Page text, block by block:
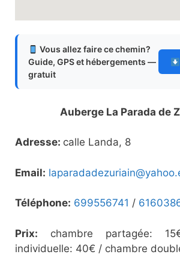
Vous allez faire ce chemin?
Guide, GPS et hébergements —
gratuit
Auberge La Parada de
Adresse: calle Landa, 8
Email:
Téléphone: 699556741 /
Prix: chambre partagée:
individuelle: 40€ / chambre